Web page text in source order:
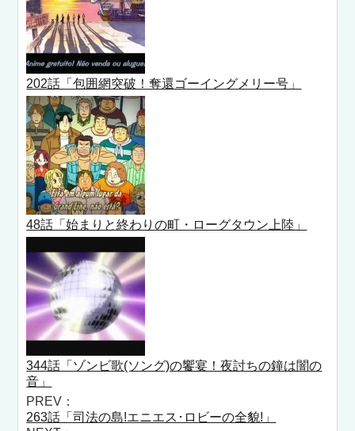
202話「包囲網突破！奪還ゴーイングメリー号」
48話「始まりと終わりの町・ローグタウン上陸」
344話「ゾンビ歌(ソング)の饗宴！夜討ちの鐘は闇の
音」
PREV：
263話「司法の島!エニエス･ロビーの全貌!」